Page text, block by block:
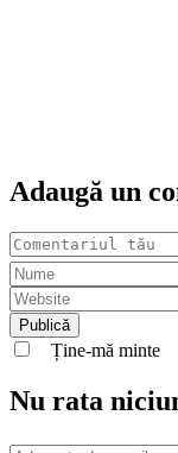
Adaugă un
Ține-mă minte
Nu rata